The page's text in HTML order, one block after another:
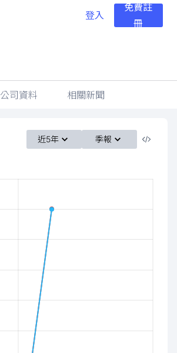
登入
免費註
冊
公司資料 相關新聞
近5年 季報